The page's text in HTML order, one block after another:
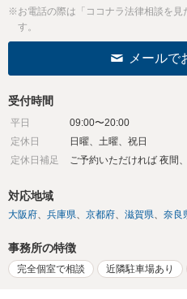
※お電話の際は「ココナラ法律相談を
す。
メールで
受付時間
平日
09:00〜20:00
定休日
日曜、土曜、祝日
定休日補足
ご予約いただければ 夜間
対応地域
大阪府 兵庫県 京都府 滋賀県 奈良
事務所の特徴
完全個室で相談 近隣駐車場あり